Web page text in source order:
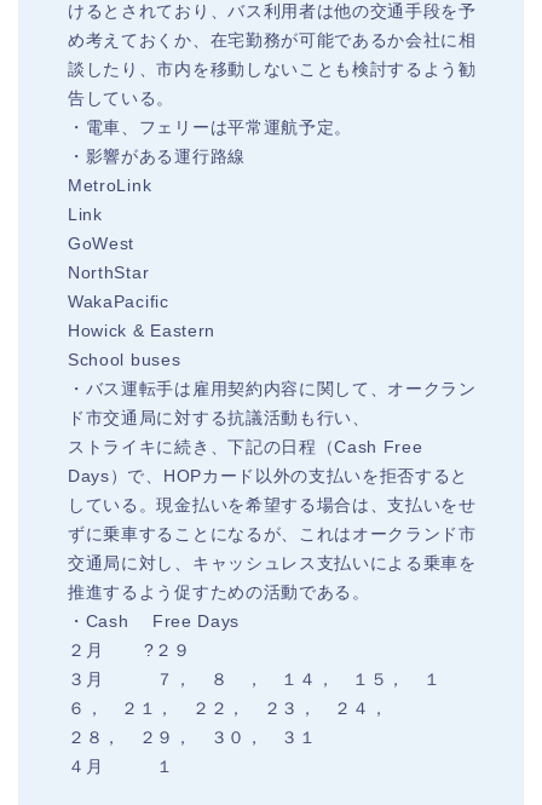
けるとされており、バス利用者は他の交通手段を予
め考えておくか、在宅勤務が可能であるか会社に相
談したり、市内を移動しないことも検討するよう勧
告している。
・電車、フェリーは平常運航予定。
・影響がある運行路線
MetroLink
Link
GoWest
NorthStar
WakaPacific
Howick & Eastern
School buses
・バス運転手は雇用契約内容に関して、オークラン
ド市交通局に対する抗議活動も行い、
ストライキに続き、下記の日程（Cash Free
Days）で、HOPカード以外の支払いを拒否すると
している。現金払いを希望する場合は、支払いをせ
ずに乗車することになるが、これはオークランド市
交通局に対し、キャッシュレス支払いによる乗車を
推進するよう促すための活動である。
・Cash Free Days
２月 ?２９
３月 ７， ８ ， １４， １５， １
６， ２１， ２２， ２３， ２４，
２８， ２９， ３０， ３１
４月 １